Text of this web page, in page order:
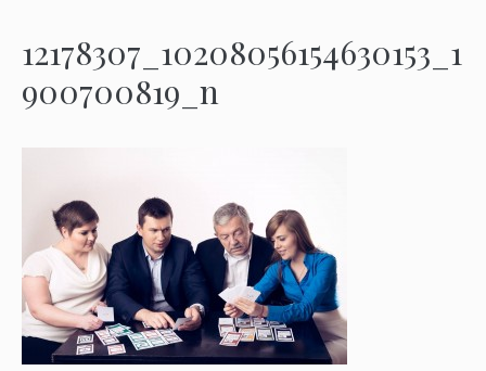
12178307_10208056154630153_1
900700819_n